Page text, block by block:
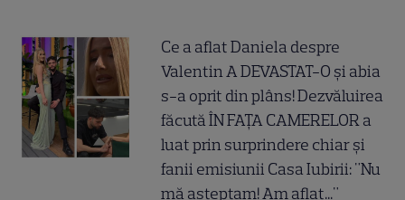
Ce a aflat Daniela despre
Valentin A DEVASTAT-O și abia
s-a oprit din plâns! Dezvăluirea
făcută ÎN FAȚA CAMERELOR a
luat prin surprindere chiar și
fanii emisiunii Casa Iubirii: "Nu
mă așteptam! Am aflat..."